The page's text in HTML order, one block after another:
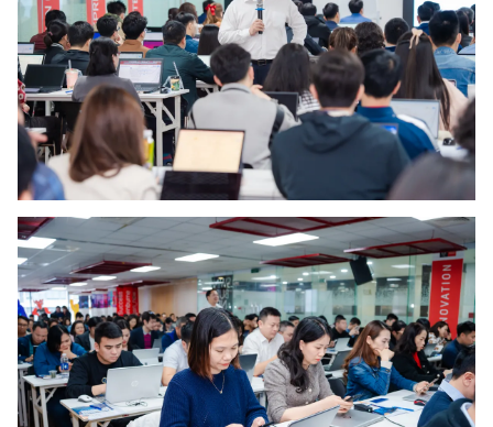
Nguyễn Trọng Ninh
Tổng đài VTV:024.38 355 931 - 024.38 355 932
Ðiện thoại Thời báo VTV:024.66 897 897
Email: toasoan@vtv.vn
Liên hệ quảng cáo:
024-7300.7108